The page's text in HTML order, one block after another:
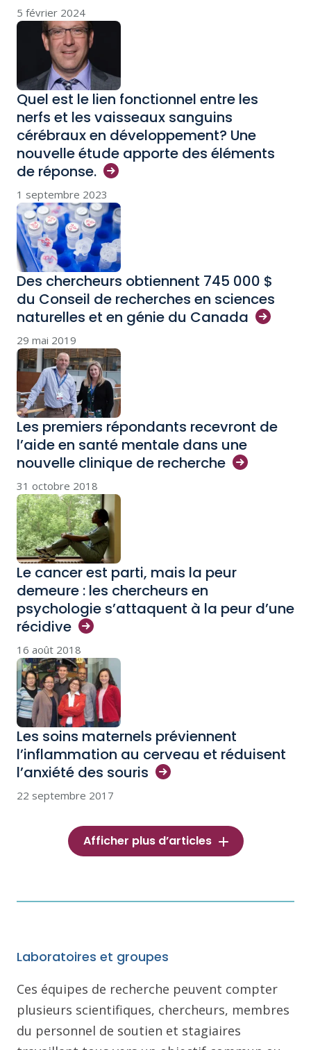
5 février 2024
Quel est le lien fonctionnel entre les
nerfs et les vaisseaux sanguins
cérébraux en développement? Une
nouvelle étude apporte des éléments
de réponse.
1 septembre 2023
Des chercheurs obtiennent 745 000 $
du Conseil de recherches en sciences
naturelles et en génie du Canada
29 mai 2019
Les premiers répondants recevront de
l’aide en santé mentale dans une
nouvelle clinique de recherche
31 octobre 2018
Le cancer est parti, mais la peur
demeure : les chercheurs en
psychologie s’attaquent à la peur d’une
récidive
16 août 2018
Les soins maternels préviennent
l’inflammation au cerveau et réduisent
l’anxiété des souris
22 septembre 2017
Afficher plus d’articles
Laboratoires et groupes
Ces équipes de recherche peuvent compter
plusieurs scientifiques, chercheurs, membres
du personnel de soutien et stagiaires